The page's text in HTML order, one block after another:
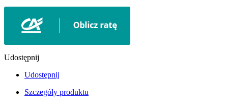
Udostępnij
Udostępnij
Szczegóły produktu